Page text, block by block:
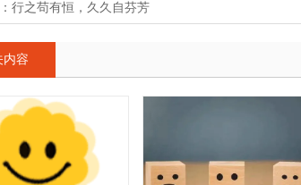
行之苟有恒，久久自芬芳
内容